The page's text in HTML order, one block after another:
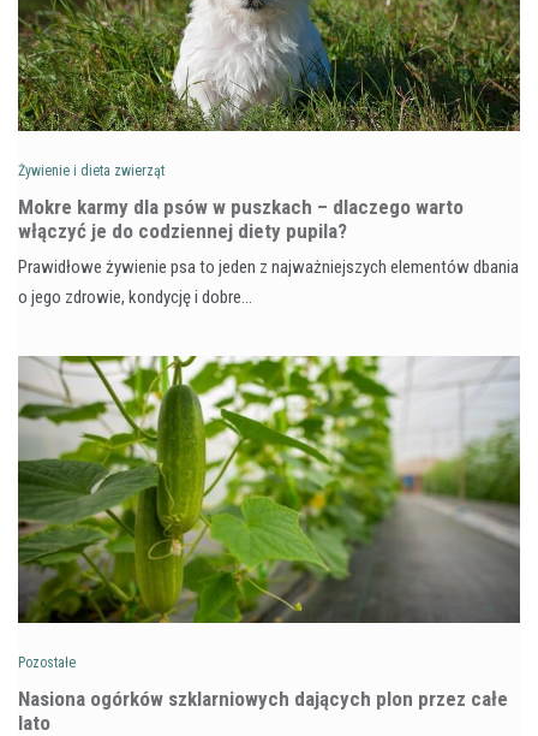
Żywienie i dieta zwierząt
Mokre karmy dla psów w puszkach – dlaczego warto
włączyć je do codziennej diety pupila?
Prawidłowe żywienie psa to jeden z najważniejszych elementów dbania
o jego zdrowie, kondycję i dobre…
Pozostałe
Nasiona ogórków szklarniowych dających plon przez całe
lato